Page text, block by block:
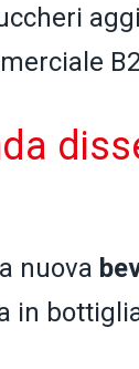
nuova
in